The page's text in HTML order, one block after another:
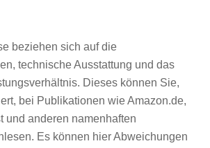
beziehen sich auf die
technische Ausstattung und das
Dieses können Sie,
bei Publikationen wie Amazon.de,
und anderen namenhaften
Es können hier Abweichungen